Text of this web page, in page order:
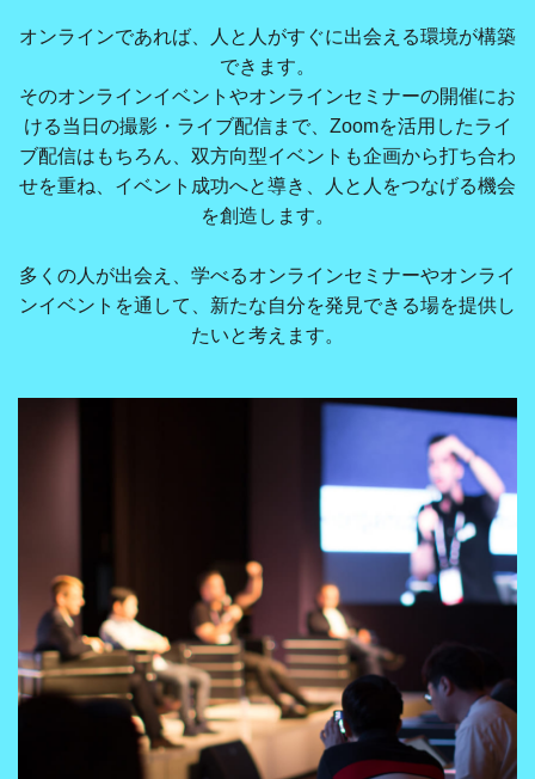
オンラインであれば、人と人がすぐに出会える環境が構築
できます。
そのオンラインイベントやオンラインセミナーの開催にお
ける当日の撮影・ライブ配信まで、Zoomを活用したライ
ブ配信はもちろん、双方向型イベントも企画から打ち合わ
せを重ね、イベント成功へと導き、人と人をつなげる機会
を創造します。
多くの人が出会え、学べるオンラインセミナーやオンライ
ンイベントを通して、新たな自分を発見できる場を提供し
たいと考えます。